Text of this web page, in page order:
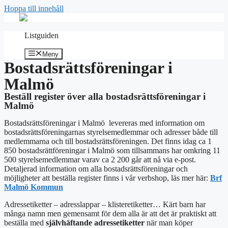
Hoppa till innehåll
Listguiden
Meny
Bostadsrättsföreningar i
Malmö
Beställ register över alla bostadsrättsföreningar i
Malmö
Bostadsrättsföreningar i Malmö levereras med information om
bostadsrättsföreningarnas styrelsemedlemmar och adresser både till
medlemmarna och till bostadsrättsföreningen. Det finns idag ca 1
850 bostadsrättföreningar i Malmö som tillsammans har omkring 11
500 styrelsemedlemmar varav ca 2 200 går att nå via e-post.
Detaljerad information om alla bostadsrättsföreningar och
möjligheter att beställa register finns i vår verbshop, läs mer här: Brf
Malmö Kommun
Adressetiketter – adresslappar – klisteretiketter… Kärt barn har
många namn men gemensamt för dem alla är att det är praktiskt att
beställa med självhäftande adressetiketter när man köper